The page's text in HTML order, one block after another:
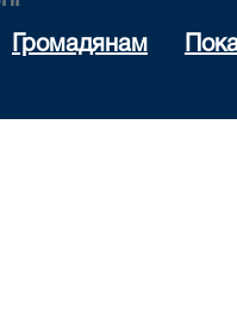
Громадянам